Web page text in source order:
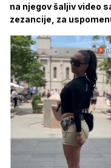
na njegov šaljiv video
zezancije, za